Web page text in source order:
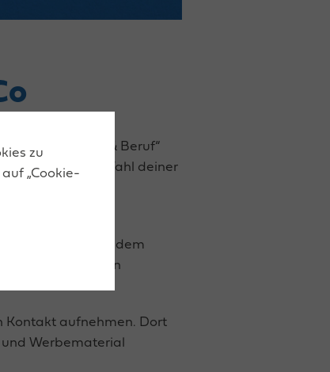
„Jugend & Beruf“
Wahl deiner
„Handel &
du dich gut auf dem
übersichtlichen
Kontakt aufnehmen. Dort
Werbematerial
zu
„Cookie-